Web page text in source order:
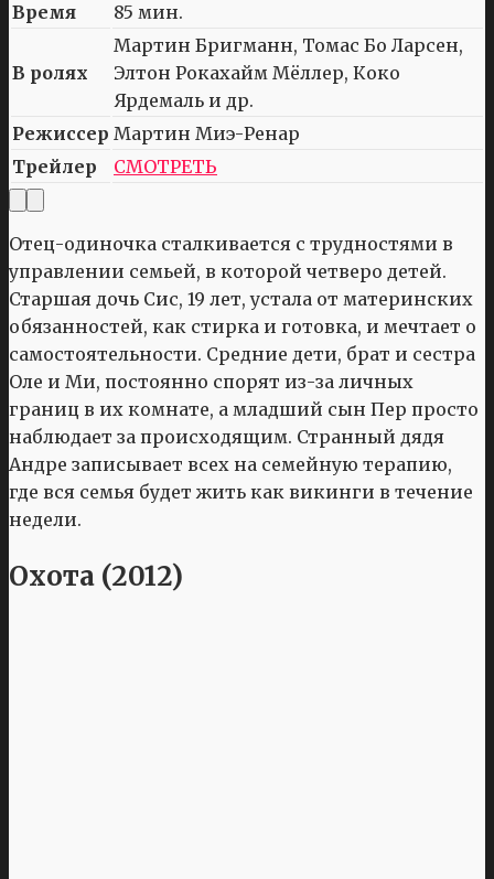
Время
85 мин.
В ролях
Мартин Бригманн, Томас Бо Ларсен,
Элтон Рокахайм Мёллер, Коко
Ярдемаль и др.
Режиссер Мартин Миэ-Ренар
Трейлер
СМОТРЕТЬ
Отец-одиночка сталкивается с трудностями в
управлении семьей, в которой четверо детей.
Старшая дочь Сис, 19 лет, устала от материнских
обязанностей, как стирка и готовка, и мечтает о
самостоятельности. Средние дети, брат и сестра
Оле и Ми, постоянно спорят из-за личных
границ в их комнате, а младший сын Пер просто
наблюдает за происходящим. Странный дядя
Андре записывает всех на семейную терапию,
где вся семья будет жить как викинги в течение
недели.
Охота (2012)